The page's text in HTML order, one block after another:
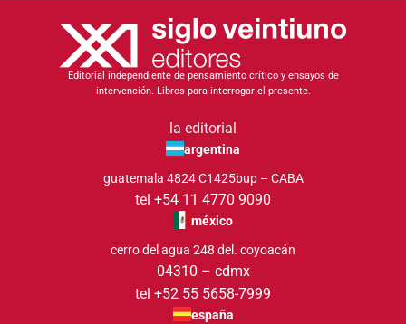
Editorial independiente de pensamiento crítico y ensayos de
intervención. Libros para interrogar el presente.
la editorial
argentina
guatemala 4824 C1425bup – CABA
tel +54 11 4770 9090
méxico
cerro del agua 248 del. coyoacán
04310 – cdmx
tel +52 55 5658-7999
españa